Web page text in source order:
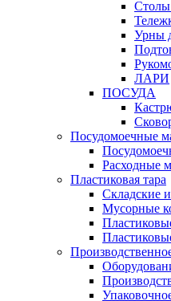
Столы
Урны
ЛАРИ
ПОСУДА
Посудомоечные
Расходные
Пластиковая тара
Складские
Мусорные